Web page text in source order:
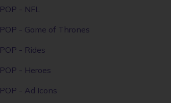
POP - NFL
POP - Game of Thrones
POP - Rides
POP - Heroes
POP - Ad Icons